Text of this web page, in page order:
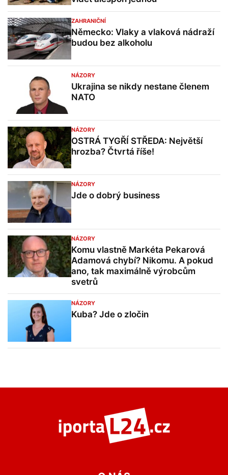
ZAHRANIČNÍ
Německo: Vlaky a vlaková nádraží
budou bez alkoholu
NÁZORY
Ukrajina se nikdy nestane členem
NATO
NÁZORY
OSTRÁ TYGŘÍ STŘEDA: Největší
hrozba? Čtvrtá říše!
NÁZORY
Jde o dobrý business
NÁZORY
Komu vlastně Markéta Pekarová
Adamová chybí? Nikomu. A pokud
ano, tak maximálně výrobcům
svetrů
NÁZORY
Kuba? Jde o zločin